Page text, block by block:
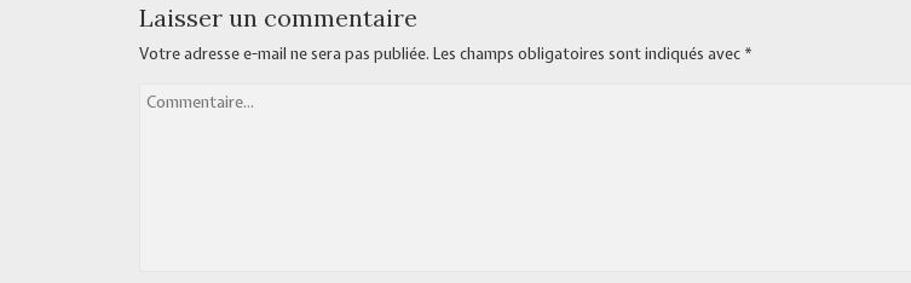
Laisser un commentaire
Votre adresse e-mail ne sera pas publiée. Les champs obligatoires sont indiqués avec *